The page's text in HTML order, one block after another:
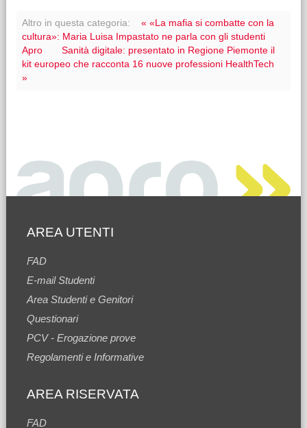
Altro in questa categoria:
« «La mafia si combatte con la
cultura»: Maria Luisa Impastato ne parla con gli studenti
Apro
Sanità digitale: presentato in Regione Piemonte il
kit europeo che racconta 16 nuove professioni HealthTech
»
AREA UTENTI
FAD
E-mail Studenti
Area Studenti e Genitori
Questionari
PCV - Erogazione prove
Regolamenti e Informative
AREA RISERVATA
FAD